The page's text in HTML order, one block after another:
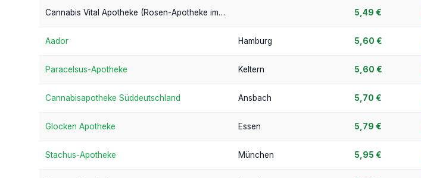
Cannabis Vital Apotheke (Rosen-Apotheke im Center Hattersheim) 5,49 €
Aador Hamburg 5,60 €
Paracelsus-Apotheke Keltern 5,60 €
Cannabisapotheke Süddeutschland Ansbach 5,70 €
Glocken Apotheke Essen 5,79 €
Stachus-Apotheke München 5,95 €